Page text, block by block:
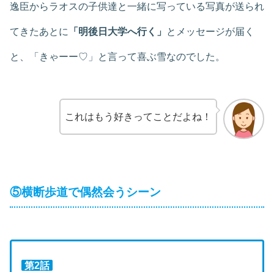
逸臣からラオスの子供達と一緒に写っている写真が送られ
てきたあとに 「明後日大学へ行く」 とメッセージが届く
と、「きゃーー♡」と言って喜ぶ雪なのでした。
これはもう好きってことだよね！
⑤横断歩道で偶然会うシーン
第2話